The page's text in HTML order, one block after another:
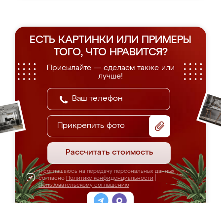
ЕСТЬ КАРТИНКИ ИЛИ ПРИМЕРЫ
ТОГО, ЧТО НРАВИТСЯ?
Присылайте — сделаем также или
лучше!
Прикрепить фото
Рассчитать стоимость
Я соглашаюсь на передачу персональных данных
согласно Политике конфиденциальности
Пользовательскому соглашению